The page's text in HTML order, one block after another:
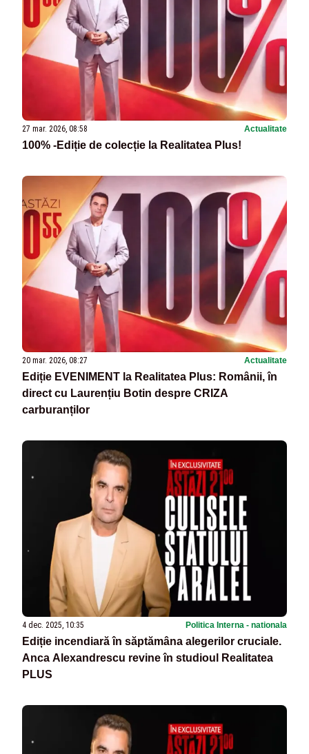
27 mar. 2026, 08:58 Actualitate
100% -Ediție de colecție la Realitatea Plus!
20 mar. 2026, 08:27 Actualitate
Ediție EVENIMENT la Realitatea Plus: Românii, în
direct cu Laurențiu Botin despre CRIZA
carburanților
4 dec. 2025, 10:35 Politica Interna - nationala
Ediție incendiară în săptămâna alegerilor cruciale.
Anca Alexandrescu revine în studioul Realitatea
PLUS